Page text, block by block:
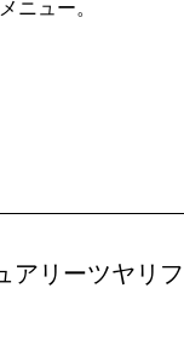
ニュー。
アリーツヤリ